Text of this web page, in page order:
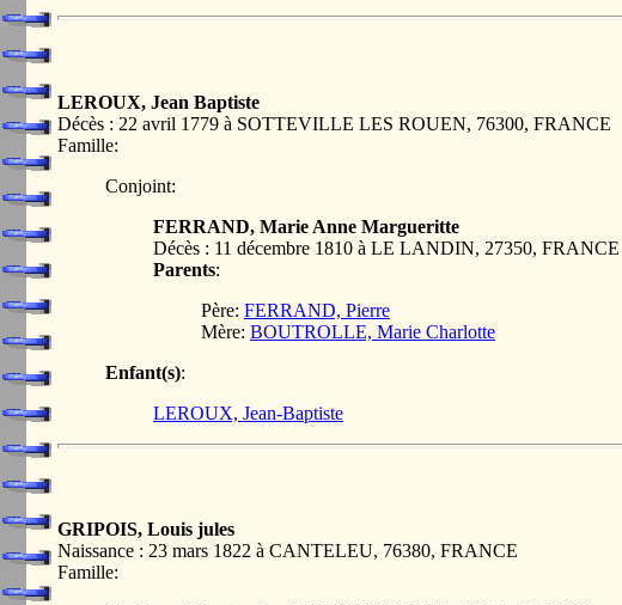
LEROUX, Jean Baptiste
Décès : 22 avril 1779 à SOTTEVILLE LES ROUEN, 76300, FRANCE
Famille:
Conjoint:
FERRAND, Marie Anne Margueritte
Décès : 11 décembre 1810 à LE LANDIN, 27350, FRANCE
Parents:
Père: FERRAND, Pierre
Mère: BOUTROLLE, Marie Charlotte
Enfant(s):
LEROUX, Jean-Baptiste
GRIPOIS, Louis jules
Naissance : 23 mars 1822 à CANTELEU, 76380, FRANCE
Famille: